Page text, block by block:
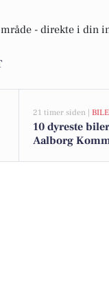
- direkte i din
21 timer siden |
10 dyreste
Aalborg